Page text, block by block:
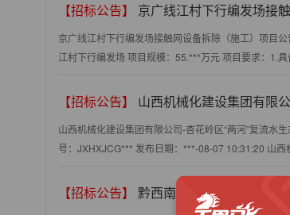
【招标公告】 京广线江村下行编发场接
京广线江村下行编发场接触网设备拆除（施工）项目
江村下行编发场 项目规模：55.***万元 项目要求：1.
【招标公告】 山西机械化建设集团有限公司-杏花岭区“两河”复流水生态建设工程—北
山西机械化建设集团有限公司-杏花岭区“两河”复流
号：JXHXJCG*** 发布日期：***-08-07 10:31:20 山西
【招标公告】 黔西南州中医院脉冲针灸治疗仪及特定电磁